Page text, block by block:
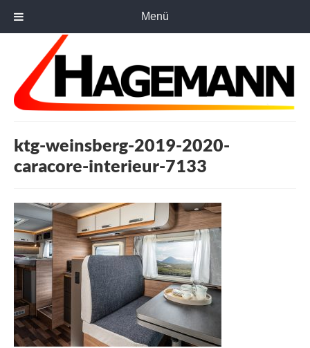
ktg-weinsberg-2019-2020-
caracore-interieur-7133
Menü